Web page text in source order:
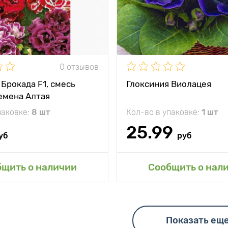
0 отзывов
F1, смесь
Алтая
8 шт
о наличии
1 - 3 растение в
яркий рассеянный
в мой сад
Глоксиния Виолацея
Кол-во в упаковке: 1 шт
25.99 руб
Сообщить о
Местоположение
Глубина посадки
Добавить в мой
Показать